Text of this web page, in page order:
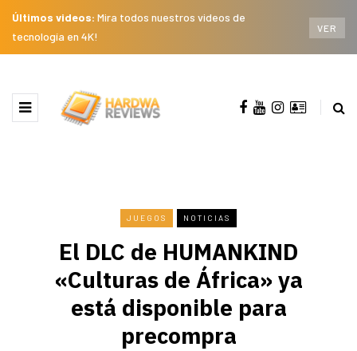
Últimos videos: Mira todos nuestros videos de
tecnología en 4K!
VER
JUEGOS NOTICIAS
El DLC de HUMANKIND
«Culturas de África» ya
está disponible para
precompra